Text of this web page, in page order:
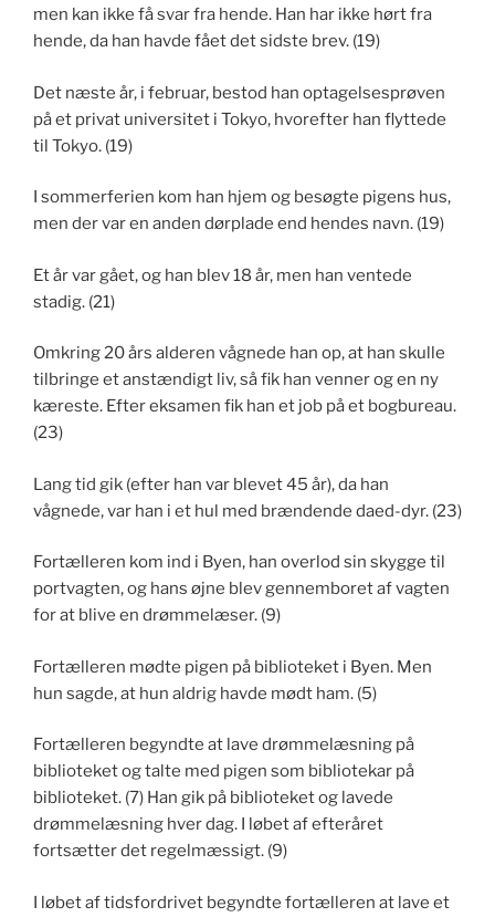
men kan ikke få svar fra hende. Han har ikke hørt fra
hende, da han havde fået det sidste brev. (19)
Det næste år, i februar, bestod han optagelsesprøven
på et privat universitet i Tokyo, hvorefter han flyttede
til Tokyo. (19)
I sommerferien kom han hjem og besøgte pigens hus,
men der var en anden dørplade end hendes navn. (19)
Et år var gået, og han blev 18 år, men han ventede
stadig. (21)
Omkring 20 års alderen vågnede han op, at han skulle
tilbringe et anstændigt liv, så fik han venner og en ny
kæreste. Efter eksamen fik han et job på et bogbureau.
(23)
Lang tid gik (efter han var blevet 45 år), da han
vågnede, var han i et hul med brændende daed-dyr. (23)
Fortælleren kom ind i Byen, han overlod sin skygge til
portvagten, og hans øjne blev gennemboret af vagten
for at blive en drømmelæser. (9)
Fortælleren mødte pigen på biblioteket i Byen. Men
hun sagde, at hun aldrig havde mødt ham. (5)
Fortælleren begyndte at lave drømmelæsning på
biblioteket og talte med pigen som bibliotekar på
biblioteket. (7) Han gik på biblioteket og lavede
drømmelæsning hver dag. I løbet af efteråret
fortsætter det regelmæssigt. (9)
I løbet af tidsfordrivet begyndte fortælleren at lave et